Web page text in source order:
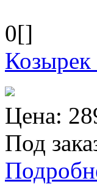
0[]
Цена:
Под